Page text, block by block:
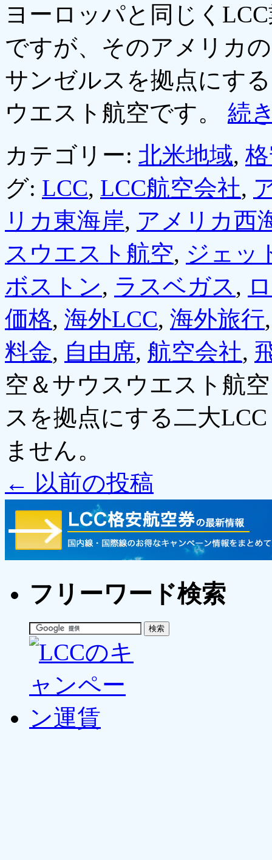
ヨーロッパと同じく
ですが、そのアメリカ
サンゼルスを拠点にす
ウエスト航空です。 続
カテゴリー: 北米地域,
グ: LCC, LCC航空会社,
リカ東海岸, アメリカ西
スウエスト航空, ジェッ
ボストン, ラスベガス,
価格, 海外LCC, 海外旅行
料金, 自由席, 航空会社,
空＆サウスウエスト航
スを拠点にする二大
ません。
← 以前の投稿
フリーワード検索